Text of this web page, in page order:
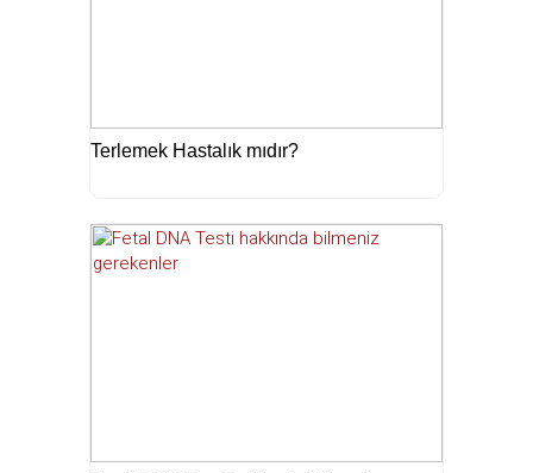
Terlemek Hastalık mıdır?